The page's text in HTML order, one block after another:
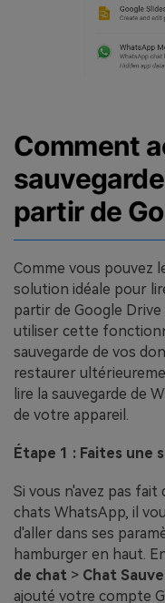
Comment
partir de
Comme vous pouvez
solution idéale pour
partir de Google
utiliser cette
sauvegarde de vos
restaurer
lire la sauvegarde de
de votre appareil.
Étape 1 : Faites une
Si vous n'avez pas fait
chats WhatsApp, il
d'aller dans ses
hamburger en haut.
de chat > Chat
ajouté votre compte